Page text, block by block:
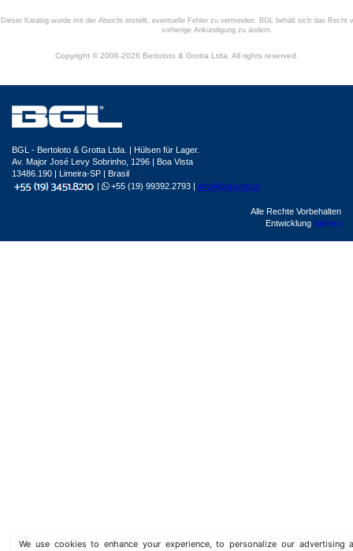
Dieser Katalog wurde mit der Absicht erstellt, eventuelle Fehler zu vermeiden. BGL behält sich das Recht
vorherige Ankündigung zu ändern.
Copyright © 2006-2026 Bertoloto & Grotta Ltda. All rights reserved.
We use cookies to enhance your experience, to personalize our advertising
BGL - Bertoloto & Grotta Ltda. | Hülsen für Lager.
Av. Major José Levy Sobrinho, 1296 | Boa Vista
13486.190 | Limeira-SP | Brasil
|
+55 (19) 99392.2793 | info@bgl.com.br
Alle Rechte Vorbehalten
Entwicklung Sphera